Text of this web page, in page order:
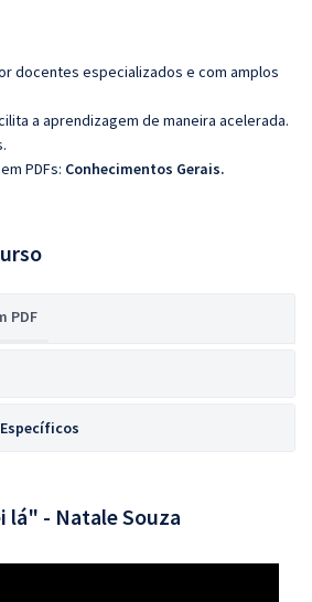
docentes especializados e com amplos
a aprendizagem de maneira acelerada.
PDFs: Conhecimentos Gerais.
PDF
lá" - Natale Souza